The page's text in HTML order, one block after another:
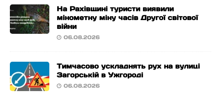
На Рахівщині туристи виявили
мінометну міну часів Другої світової
війни
06.08.2026
Тимчасово ускладнять рух на вулиці
Загорській в Ужгороді
06.08.2026